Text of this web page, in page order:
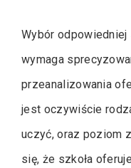
Wybór odpowiedniej
wymaga
przeanalizowania
jest oczywiście
uczyć, oraz poziom
się, że szkoła